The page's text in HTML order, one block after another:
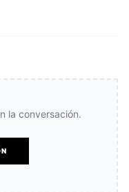
la conversación.